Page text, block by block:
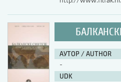
АУТОР / AUTHOR
-
UDK